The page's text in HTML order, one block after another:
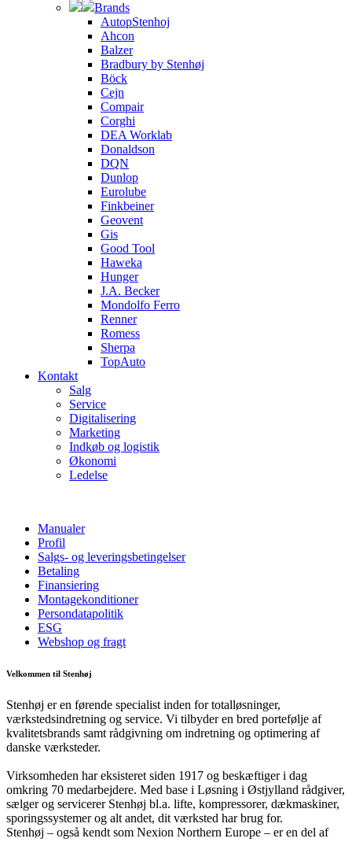
Brands
AutopStenhoj
Ahcon
Balzer
Bradbury by Stenhøj
Böck
Cejn
Compair
Corghi
DEA Worklab
Donaldson
DQN
Dunlop
Eurolube
Finkbeiner
Geovent
Gis
Good Tool
Haweka
Hunger
J.A. Becker
Mondolfo Ferro
Renner
Romess
Sherpa
TopAuto
Kontakt
Salg
Service
Digitalisering
Marketing
Indkøb og logistik
Økonomi
Ledelse
Manualer
Profil
Salgs- og leveringsbetingelser
Betaling
Finansiering
Montagekonditioner
Persondatapolitik
ESG
Webshop og fragt
Velkommen til Stenhøj
Stenhøj er en førende specialist inden for totalløsninger,
værkstedsindretning og service. Vi tilbyder en bred portefølje af
kvalitetsbrands samt rådgivning om indretning og optimering af
danske værksteder.
Virksomheden har eksisteret siden 1917 og beskæftiger i dag
omkring 70 medarbejdere. Med base i Løsning i Østjylland rådgiver,
sælger og servicerer Stenhøj bl.a. lifte, kompressorer, dækmaskiner,
sporingssystemer og alt andet, dit værksted har brug for.
Stenhøj – også kendt som Nexion Northern Europe – er en del af